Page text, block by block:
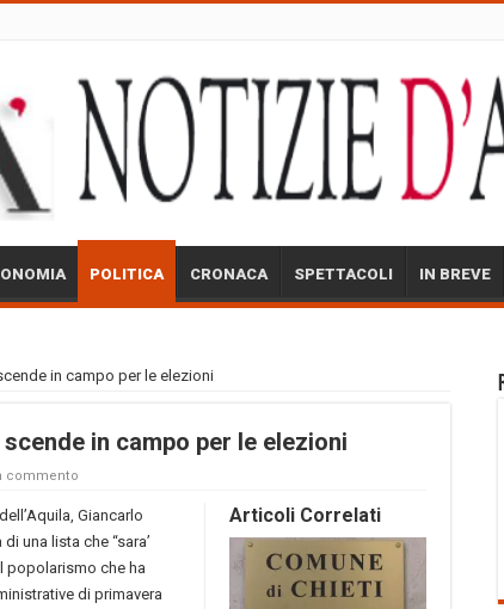
POLITICA CRONACA SPETTACOLI IN BREVE
in campo per le elezioni
scende in campo per le elezioni
commento
Articoli Correlati
Giancarlo
una lista che “sara’
popolarismo che ha
di primavera